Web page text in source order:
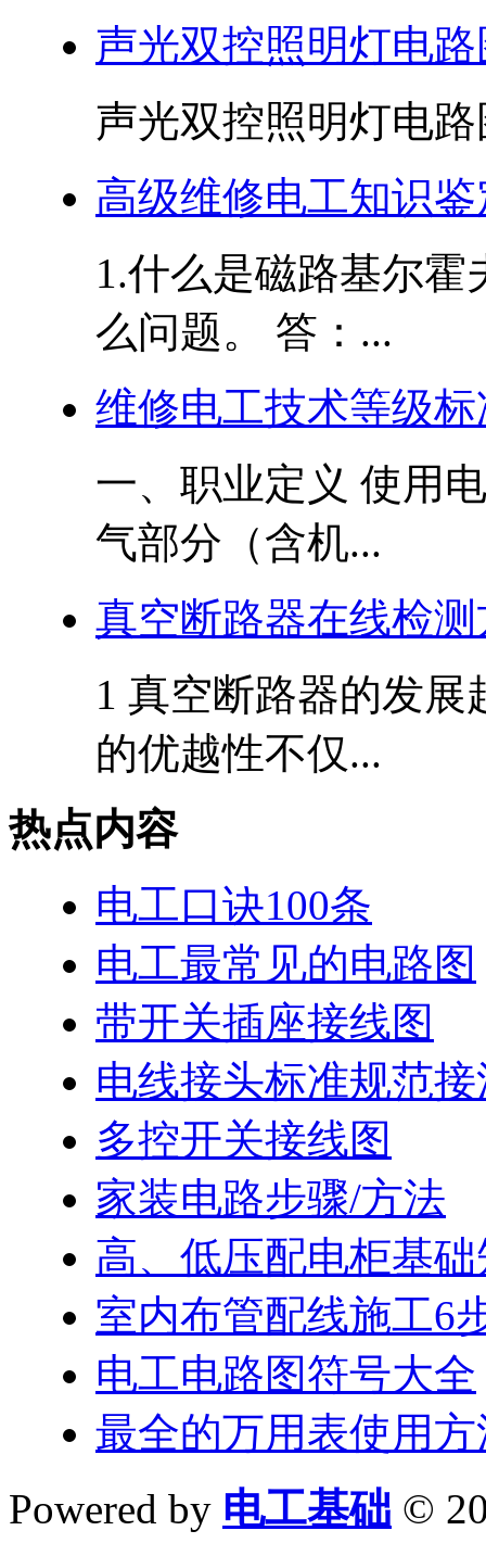
声光双控照明灯电路
声光双控照明灯电路
高级维修电工知识
1.什么是磁路基尔
么问题。 答：...
维修电工技术等级标
一、职业定义 使用
气部分（含机...
真空断路器在线检
1 真空断路器的发
的优越性不仅...
热点内容
电工口诀100条
电工最常见的电路图
带开关插座接线图
电线接头标准规范
多控开关接线图
家装电路步骤/方法
高、低压配电柜基
室内布管配线施工6
电工电路图符号大全
最全的万用表使用方
Powered by 电工基础 ©